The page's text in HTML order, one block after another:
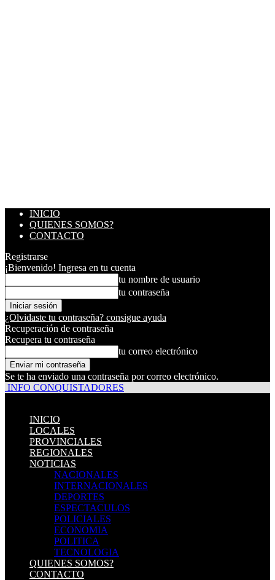
INICIO
QUIENES SOMOS?
CONTACTO
Registrarse
¡Bienvenido! Ingresa en tu cuenta
tu nombre de usuario
tu contraseña
¿Olvidaste tu contraseña? consigue ayuda
Recuperación de contraseña
Recupera tu contraseña
tu correo electrónico
Se te ha enviado una contraseña por correo electrónico.
INFO CONQUISTADORES
INICIO
LOCALES
PROVINCIALES
REGIONALES
NOTICIAS
NACIONALES
INTERNACIONALES
DEPORTES
ESPECTACULOS
POLICIALES
ECONOMIA
POLITICA
TECNOLOGIA
QUIENES SOMOS?
CONTACTO